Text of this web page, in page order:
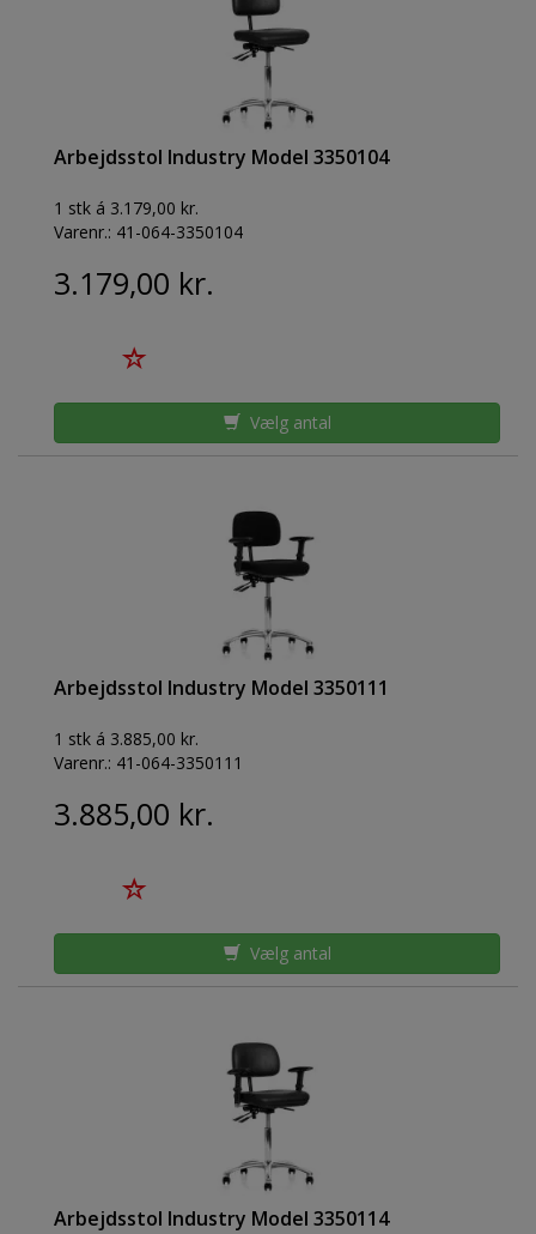
Arbejdsstol Industry Model 3350104
1 stk á 3.179,00 kr.
Varenr.: 41-064-3350104
3.179,00 kr.
Vælg antal
Arbejdsstol Industry Model 3350111
1 stk á 3.885,00 kr.
Varenr.: 41-064-3350111
3.885,00 kr.
Vælg antal
Arbejdsstol Industry Model 3350114